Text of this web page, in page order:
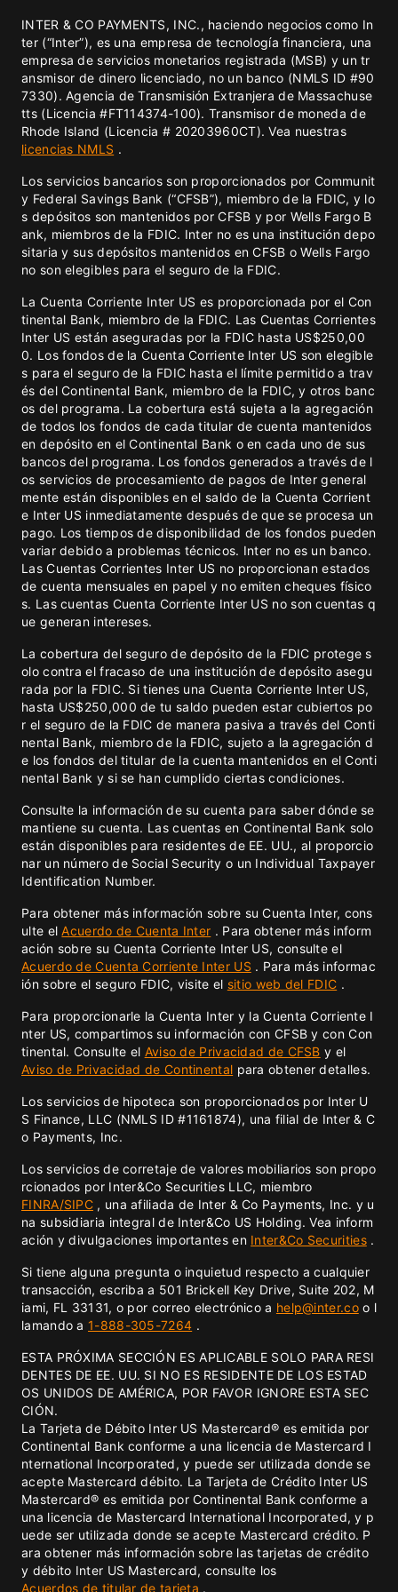
INTER & CO PAYMENTS, INC., haciendo negocios como In
ter (“Inter”), es una empresa de tecnología financiera, una
empresa de servicios monetarios registrada (MSB) y un tr
ansmisor de dinero licenciado, no un banco (NMLS ID #90
7330). Agencia de Transmisión Extranjera de Massachuse
tts (Licencia #FT114374-100). Transmisor de moneda de
Rhode Island (Licencia # 20203960CT). Vea nuestras
licencias NMLS .
Los servicios bancarios son proporcionados por Communit
y Federal Savings Bank (“CFSB”), miembro de la FDIC, y lo
s depósitos son mantenidos por CFSB y por Wells Fargo B
ank, miembros de la FDIC. Inter no es una institución depo
sitaria y sus depósitos mantenidos en CFSB o Wells Fargo
no son elegibles para el seguro de la FDIC.
La Cuenta Corriente Inter US es proporcionada por el Con
tinental Bank, miembro de la FDIC. Las Cuentas Corrientes
Inter US están aseguradas por la FDIC hasta US$250,00
0. Los fondos de la Cuenta Corriente Inter US son elegible
s para el seguro de la FDIC hasta el límite permitido a trav
és del Continental Bank, miembro de la FDIC, y otros banc
os del programa. La cobertura está sujeta a la agregación
de todos los fondos de cada titular de cuenta mantenidos
en depósito en el Continental Bank o en cada uno de sus
bancos del programa. Los fondos generados a través de l
os servicios de procesamiento de pagos de Inter general
mente están disponibles en el saldo de la Cuenta Corrient
e Inter US inmediatamente después de que se procesa un
pago. Los tiempos de disponibilidad de los fondos pueden
variar debido a problemas técnicos. Inter no es un banco.
Las Cuentas Corrientes Inter US no proporcionan estados
de cuenta mensuales en papel y no emiten cheques físico
s. Las cuentas Cuenta Corriente Inter US no son cuentas q
ue generan intereses.
La cobertura del seguro de depósito de la FDIC protege s
olo contra el fracaso de una institución de depósito asegu
rada por la FDIC. Si tienes una Cuenta Corriente Inter US,
hasta US$250,000 de tu saldo pueden estar cubiertos po
r el seguro de la FDIC de manera pasiva a través del Conti
nental Bank, miembro de la FDIC, sujeto a la agregación d
e los fondos del titular de la cuenta mantenidos en el Conti
nental Bank y si se han cumplido ciertas condiciones.
Consulte la información de su cuenta para saber dónde se
mantiene su cuenta. Las cuentas en Continental Bank solo
están disponibles para residentes de EE. UU., al proporcio
nar un número de Social Security o un Individual Taxpayer
Identification Number.
Para obtener más información sobre su Cuenta Inter, cons
ulte elAcuerdo de Cuenta Inter . Para obtener más inform
ación sobre su Cuenta Corriente Inter US, consulte el
Acuerdo de Cuenta Corriente Inter US . Para más informac
ión sobre el seguro FDIC, visite el sitio web del FDIC .
Para proporcionarle la Cuenta Inter y la Cuenta Corriente I
nter US, compartimos su información con CFSB y con Con
tinental. Consulte el Aviso de Privacidad de CFSB y el
Aviso de Privacidad de Continental para obtener detalles.
Los servicios de hipoteca son proporcionados por Inter U
S Finance, LLC (NMLS ID #1161874), una filial de Inter & C
o Payments, Inc.
Los servicios de corretaje de valores mobiliarios son propo
rcionados por Inter&Co Securities LLC, miembro
FINRA/SIPC , una afiliada de Inter & Co Payments, Inc. y u
na subsidiaria integral de Inter&Co US Holding. Vea inform
ación y divulgaciones importantes en Inter&Co Securities.
Si tiene alguna pregunta o inquietud respecto a cualquier
transacción, escriba a 501 Brickell Key Drive, Suite 202, M
iami, FL 33131, o por correo electrónico a help@inter.coo l
lamando a 1-888-305-7264 .
ESTA PRÓXIMA SECCIÓN ES APLICABLE SOLO PARA RESI
DENTES DE EE. UU. SI NO ES RESIDENTE DE LOS ESTAD
OS UNIDOS DE AMÉRICA, POR FAVOR IGNORE ESTA SEC
CIÓN.
La Tarjeta de Débito Inter US Mastercard® es emitida por
Continental Bank conforme a una licencia de Mastercard I
nternational Incorporated, y puede ser utilizada donde se
acepte Mastercard débito. La Tarjeta de Crédito Inter US
Mastercard® es emitida por Continental Bank conforme a
una licencia de Mastercard International Incorporated, y p
uede ser utilizada donde se acepte Mastercard crédito. P
ara obtener más información sobre las tarjetas de crédito
y débito Inter US Mastercard, consulte los
Acuerdos de titular de tarjeta .